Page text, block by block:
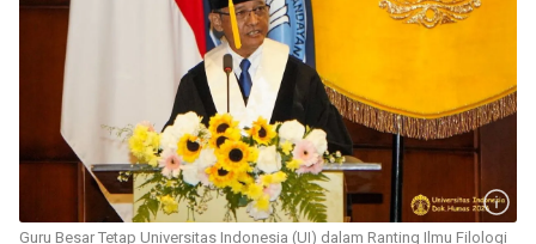
Guru Besar Tetap Universitas Indonesia (UI) dalam Ranting Ilmu Filologi